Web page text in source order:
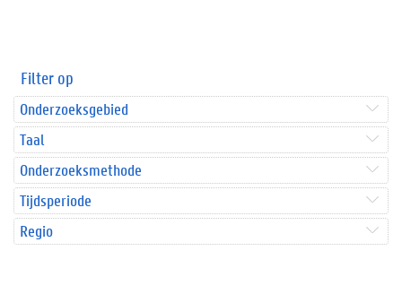
Filter op
Onderzoeksgebied
Taal
Onderzoeksmethode
Tijdsperiode
Regio